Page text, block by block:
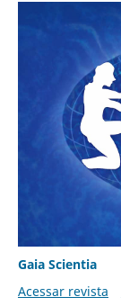
Gaia Scientia
Acessar revista